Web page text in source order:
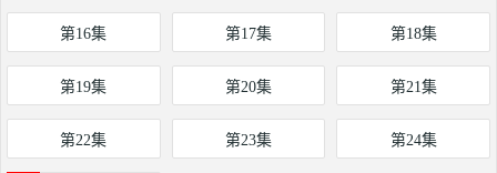
第16集 第17集 第18集
第19集 第20集 第21集
第22集 第23集 第24集